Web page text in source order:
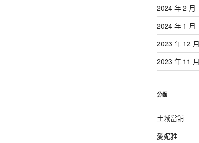
2024 年 2 月
2024 年 1 月
2023 年 12 月
2023 年 11 月
分類
土城當舖
愛妮雅